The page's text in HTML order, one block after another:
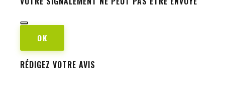
OK
RÉDIGEZ VOTRE AVIS